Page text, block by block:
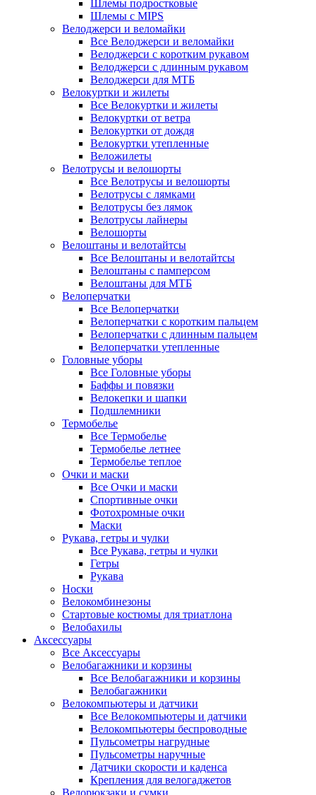
Шлемы подростковые
Шлемы с MIPS
Велоджерси и веломайки
Все Велоджерси и веломайки
Велоджерси с коротким рукавом
Велоджерси с длинным рукавом
Велоджерси для МТБ
Велокуртки и жилеты
Все Велокуртки и жилеты
Велокуртки от ветра
Велокуртки от дождя
Велокуртки утепленные
Веложилеты
Велотрусы и велошорты
Все Велотрусы и велошорты
Велотрусы с лямками
Велотрусы без лямок
Велотрусы лайнеры
Велошорты
Велоштаны и велотайтсы
Все Велоштаны и велотайтсы
Велоштаны с памперсом
Велоштаны для МТБ
Велоперчатки
Все Велоперчатки
Велоперчатки с коротким пальцем
Велоперчатки с длинным пальцем
Велоперчатки утепленные
Головные уборы
Все Головные уборы
Баффы и повязки
Велокепки и шапки
Подшлемники
Термобелье
Все Термобелье
Термобелье летнее
Термобелье теплое
Очки и маски
Все Очки и маски
Спортивные очки
Фотохромные очки
Маски
Рукава, гетры и чулки
Все Рукава, гетры и чулки
Гетры
Рукава
Носки
Велокомбинезоны
Стартовые костюмы для триатлона
Велобахилы
Аксессуары
Все Аксессуары
Велобагажники и корзины
Все Велобагажники и корзины
Велобагажники
Велокомпьютеры и датчики
Все Велокомпьютеры и датчики
Велокомпьютеры беспроводные
Пульсометры нагрудные
Пульсометры наручные
Датчики скорости и каденса
Крепления для велогаджетов
Велорюкзаки и сумки